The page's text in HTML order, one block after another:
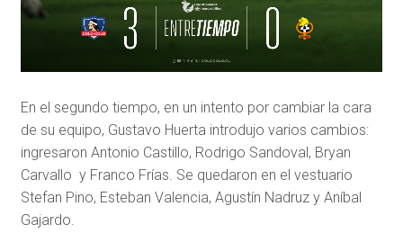
En el segundo tiempo, en un intento por cambiar la cara
de su equipo, Gustavo Huerta introdujo varios cambios:
ingresaron Antonio Castillo, Rodrigo Sandoval, Bryan
Carvallo y Franco Frías. Se quedaron en el vestuario
Stefan Pino, Esteban Valencia, Agustín Nadruz y Aníbal
Gajardo.